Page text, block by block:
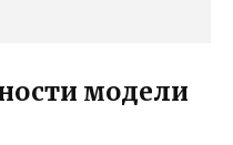
модели